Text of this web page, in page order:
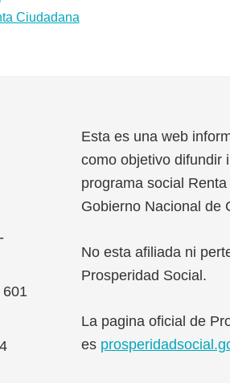
Ciudadana
601
Esta es una web
como objetivo difundir
programa social Renta
Gobierno Nacional de
No esta afiliada ni
Prosperidad Social.
La pagina oficial de
es